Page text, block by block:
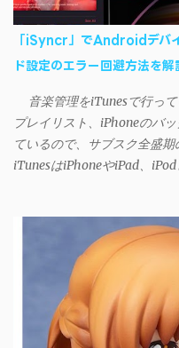
「iSyncr」でAndroidデバ
ド設定のエラー回避方法を解
音楽管理をiTunesで行って
プレイリスト、iPhoneのバ
ているので、サブスク全盛
iTunesはiPhoneやiPad、
ドパーティー製のアプリを
ストールすれば、Wi-Fiや
る。私も 2012年頃に
利に活用させてもらってい
て同期ができないという声
的には、PC側のiSyncrアプ